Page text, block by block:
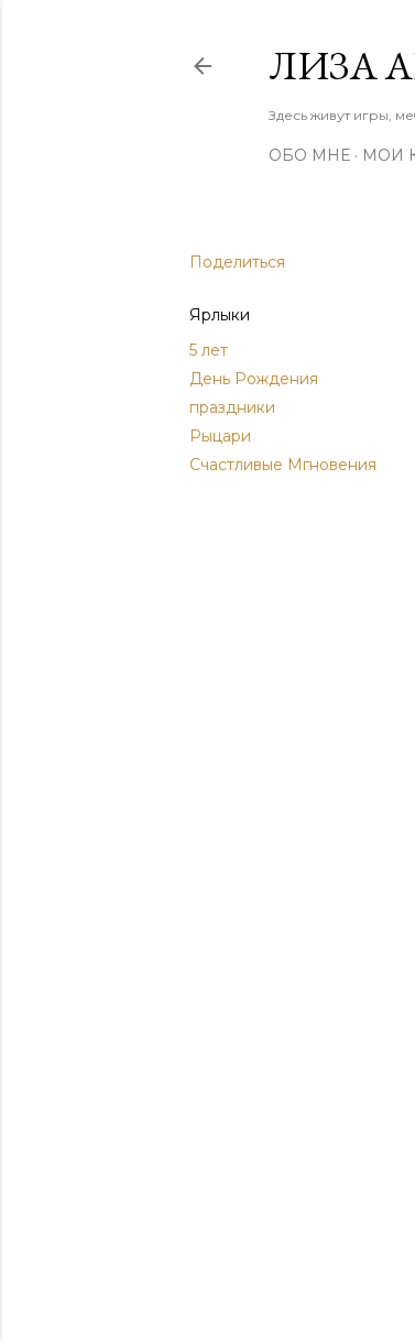
ЛИЗА
Здесь живут игры,
ОБО МНЕ МОИ
Поделиться
Ярлыки
5 лет
День Рождения
праздники
Рыцари
Счастливые Мгновения